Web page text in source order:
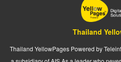
Thailand
Thailand YellowPages Powered by